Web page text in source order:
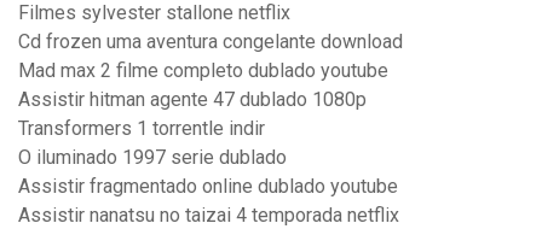
Filmes sylvester stallone netflix
Cd frozen uma aventura congelante download
Mad max 2 filme completo dublado youtube
Assistir hitman agente 47 dublado 1080p
Transformers 1 torrentle indir
O iluminado 1997 serie dublado
Assistir fragmentado online dublado youtube
Assistir nanatsu no taizai 4 temporada netflix